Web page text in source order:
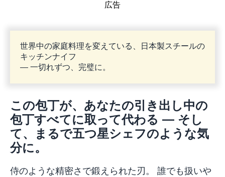
広告
世界中の家庭料理を変えている、日本製スチールの
キッチンナイフ
— 一切れずつ、完璧に。
この包丁が、あなたの引き出し中の
包丁すべてに取って代わる — そし
て、まるで五つ星シェフのような気
分に。
侍のような精密さで鍛えられた刃。 誰でも扱いや